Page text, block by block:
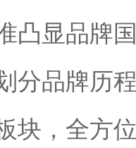
凸显品牌
分品牌历
块，全方